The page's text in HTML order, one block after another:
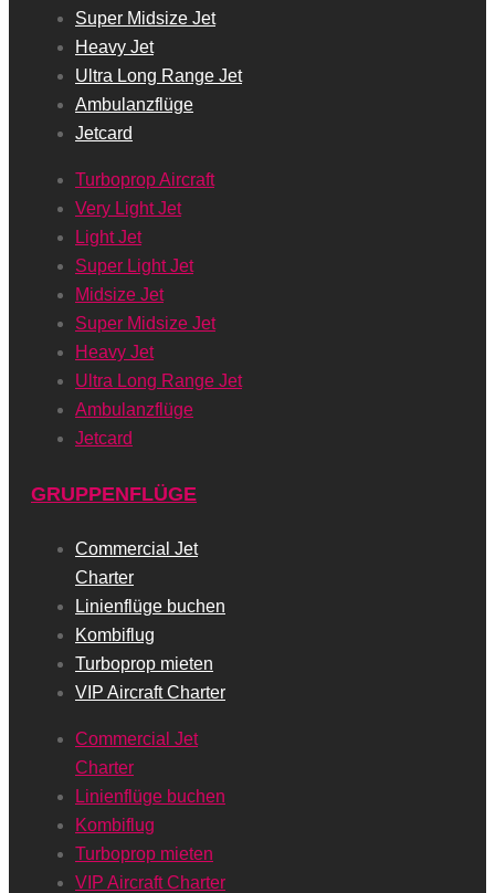
Super Midsize Jet
Heavy Jet
Ultra Long Range Jet
Ambulanzflüge
Jetcard
Turboprop Aircraft
Very Light Jet
Light Jet
Super Light Jet
Midsize Jet
Super Midsize Jet
Heavy Jet
Ultra Long Range Jet
Ambulanzflüge
Jetcard
GRUPPENFLÜGE
Commercial Jet
Charter
Linienflüge buchen
Kombiflug
Turboprop mieten
VIP Aircraft Charter
Commercial Jet
Charter
Linienflüge buchen
Kombiflug
Turboprop mieten
VIP Aircraft Charter